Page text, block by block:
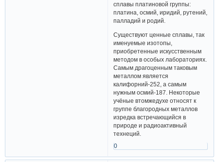
сплавы платиновой группы:
платина, осмий, иридий, рутений,
палладий и родий.
Существуют ценные сплавы, так
именуемые изотопы,
приобретенные искусственным
методом в особых лабораториях.
Самым драгоценным таковым
металлом является
калифорний-252, а самым
нужным осмий-187. Некоторые
учёные втомжедухе относят к
группе благородных металлов
изредка встречающийся в
природе и радиоактивный
технеций.
0